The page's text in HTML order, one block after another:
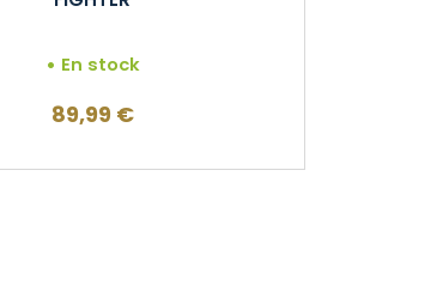
En stock
89,99 €